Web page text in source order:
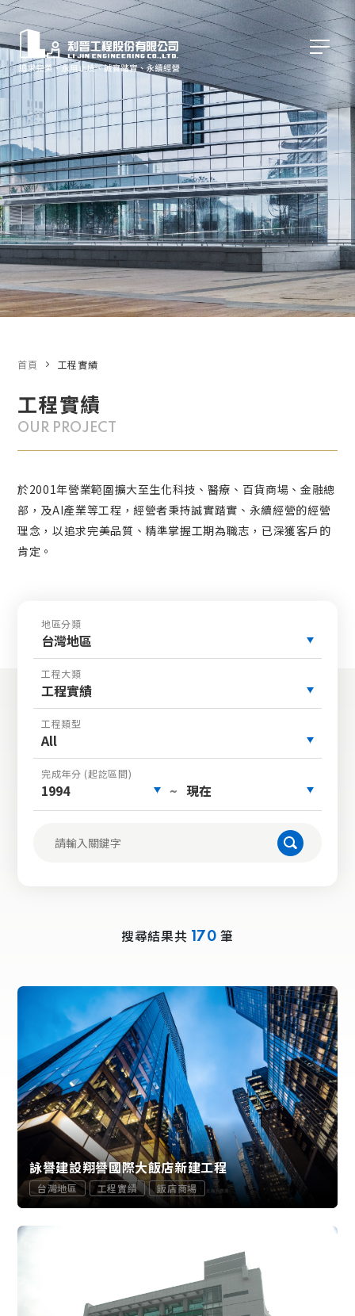
工程實績
OUR PROJECT
於2001年營業範圍擴大至生化科技、醫療、百貨商場、金融總
部，及AI產業等工程，經營者秉持誠實踏實、永續經營的經營
理念，以追求完美品質、精準掌握工期為職志，已深獲客戶的
肯定。
首頁 工程實績
地區分類
台灣地區
工程大類
工程實績
工程類型
All
完成年分 (起訖區間)
1994 ~ 現在
搜尋結果共 170 筆
詠譽建設翔譽國際大飯店新建工程
台灣地區 工程實績 飯店商場